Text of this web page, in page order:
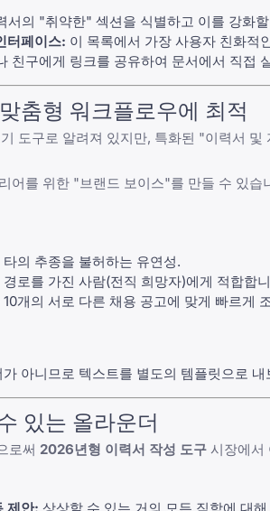
서의 "취약한" 섹션을 식별하고 이를 강화
터페이스: 이 목록에서 가장 사용자 친화적
친구에게 링크를 공유하여 문서에서 직접
춤형 워크플로우에 최적
도구로 알려져 있지만, 특화된 "이력서
어를 위한 "브랜드 보이스"를 만들 수 있
의 추종을 불허하는 유연성.
로를 가진 사람(전직 희망자)에게 적합합
개의 서로 다른 채용 공고에 맞게 빠르게
아니므로 텍스트를 별도의 템플릿으로
있는 올라운더
로써 2026년형 이력서 작성 도구 시장에서